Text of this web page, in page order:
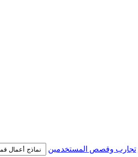
تجارب وقصص المستخدمين